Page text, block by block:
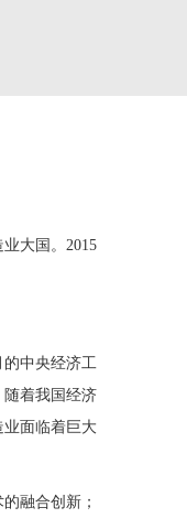
业大国。2015
的中央经济工
着我国经济
面临着巨大
融合创新；